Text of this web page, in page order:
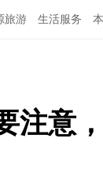
旅游 生活服务
注意